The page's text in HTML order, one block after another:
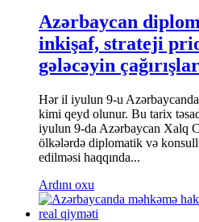
Azərbaycan
inkişaf, strateji
gələcəyin
Hər il iyulun 9-u
kimi qeyd olunur. Bu tarix
iyulun 9-da Azərbaycan Xalq
ölkələrdə diplomatik və
edilməsi haqqında...
Ardını oxu